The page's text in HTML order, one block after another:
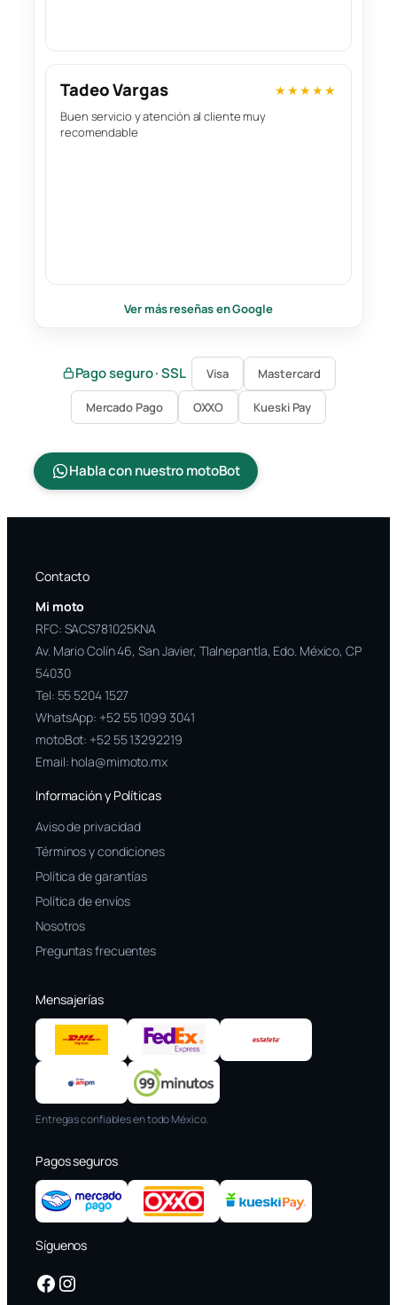
Tadeo Vargas ★★★★★
Buen servicio y atención al cliente muy
recomendable
Ver más reseñas en Google
Pago seguro · SSL Visa Mastercard
Mercado Pago OXXO Kueski Pay
Habla con nuestro motoBot
Contacto
Mi moto
RFC: SACS781025KNA
Av. Mario Colín 46, San Javier, Tlalnepantla, Edo. México, CP
54030
Tel: 55 5204 1527
WhatsApp: +52 55 1099 3041
motoBot: +52 55 13292219
Email: hola@mimoto.mx
Información y Políticas
Aviso de privacidad
Términos y condiciones
Política de garantías
Política de envíos
Nosotros
Preguntas frecuentes
Mensajerías
Entregas confiables en todo México.
Pagos seguros
Síguenos
Facebook Instagram